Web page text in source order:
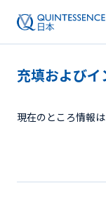
充填およびイ
現在のところ情報は